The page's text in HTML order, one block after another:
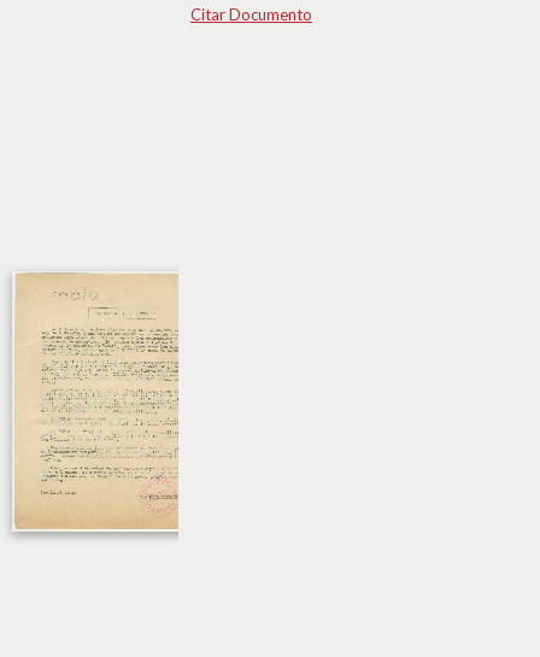
Citar Documento